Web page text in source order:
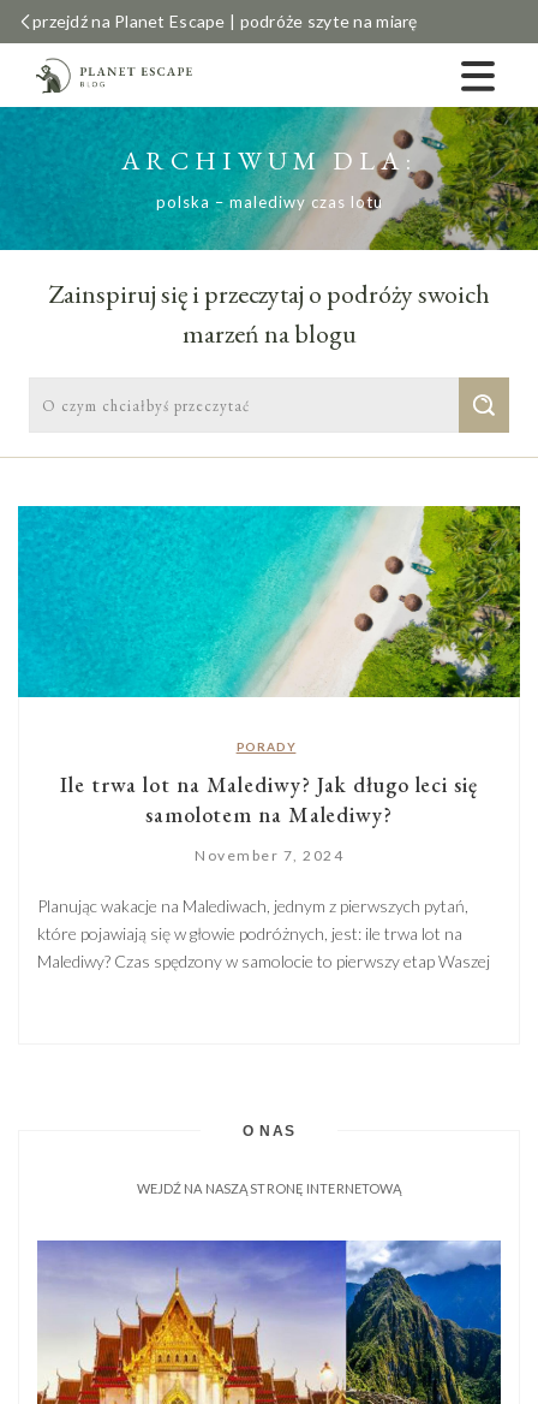
przejdź na Planet Escape | podróże szyte na miarę
ARCHIWUM DLA:
polska – malediwy czas lotu
Zainspiruj się i przeczytaj o podróży swoich
marzeń na blogu
PORADY
Ile trwa lot na Malediwy? Jak długo leci się
samolotem na Malediwy?
November 7, 2024
Planując wakacje na Malediwach, jednym z pierwszych pytań,
które pojawiają się w głowie podróżnych, jest: ile trwa lot na
Malediwy? Czas spędzony w samolocie to pierwszy etap Waszej
O NAS
WEJDŹ NA NASZĄ STRONĘ INTERNETOWĄ